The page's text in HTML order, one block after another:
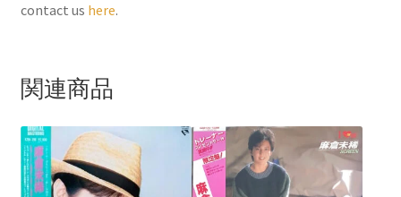
o
r
contact us here.
関連商品